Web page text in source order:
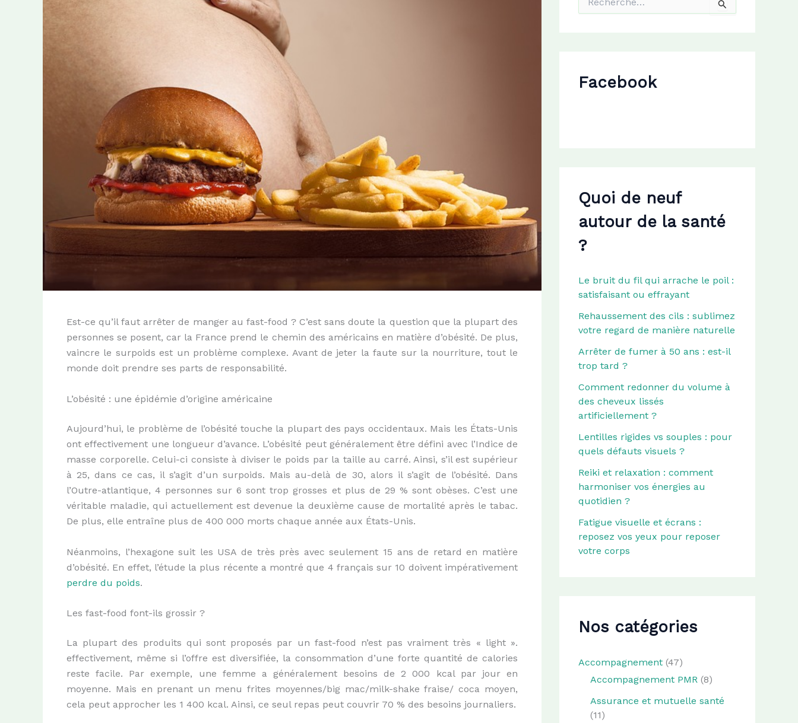
Est-ce qu’il faut arrêter de manger au fast-food ? C’est sans doute la question que la plupart des
personnes se posent, car la France prend le chemin des américains en matière d’obésité. De plus,
vaincre le surpoids est un problème complexe. Avant de jeter la faute sur la nourriture, tout le
monde doit prendre ses parts de responsabilité.
L’obésité : une épidémie d’origine américaine
Aujourd’hui, le problème de l’obésité touche la plupart des pays occidentaux. Mais les États-Unis
ont effectivement une longueur d’avance. L’obésité peut généralement être défini avec l’Indice de
masse corporelle. Celui-ci consiste à diviser le poids par la taille au carré. Ainsi, s’il est supérieur
à 25, dans ce cas, il s’agit d’un surpoids. Mais au-delà de 30, alors il s’agit de l’obésité. Dans
l’Outre-atlantique, 4 personnes sur 6 sont trop grosses et plus de 29 % sont obèses. C’est une
véritable maladie, qui actuellement est devenue la deuxième cause de mortalité après le tabac.
De plus, elle entraîne plus de 400 000 morts chaque année aux États-Unis.
Néanmoins, l’hexagone suit les USA de très près avec seulement 15 ans de retard en matière
d’obésité. En effet, l’étude la plus récente a montré que 4 français sur 10 doivent impérativement
perdre du poids.
Les fast-food font-ils grossir ?
La plupart des produits qui sont proposés par un fast-food n’est pas vraiment très « light ».
effectivement, même si l’offre est diversifiée, la consommation d’une forte quantité de calories
reste facile. Par exemple, une femme a généralement besoins de 2 000 kcal par jour en
moyenne. Mais en prenant un menu frites moyennes/big mac/milk-shake fraise/ coca moyen,
cela peut approcher les 1 400 kcal. Ainsi, ce seul repas peut couvrir 70 % des besoins journaliers.
h
eFacebook
Quoi de neuf
autour de la santé
?
Le bruit du fil qui arrache le poil :
satisfaisant ou effrayant
Rehaussement des cils : sublimez
votre regard de manière naturelle
Arrêter de fumer à 50 ans : est-il
trop tard ?
Comment redonner du volume à
des cheveux lissés
artificiellement ?
Lentilles rigides vs souples : pour
quels défauts visuels ?
Reiki et relaxation : comment
harmoniser vos énergies au
quotidien ?
Fatigue visuelle et écrans :
reposez vos yeux pour reposer
votre corps
Nos catégories
Accompagnement (47)
Accompagnement PMR (8)
Assurance et mutuelle santé
(11)